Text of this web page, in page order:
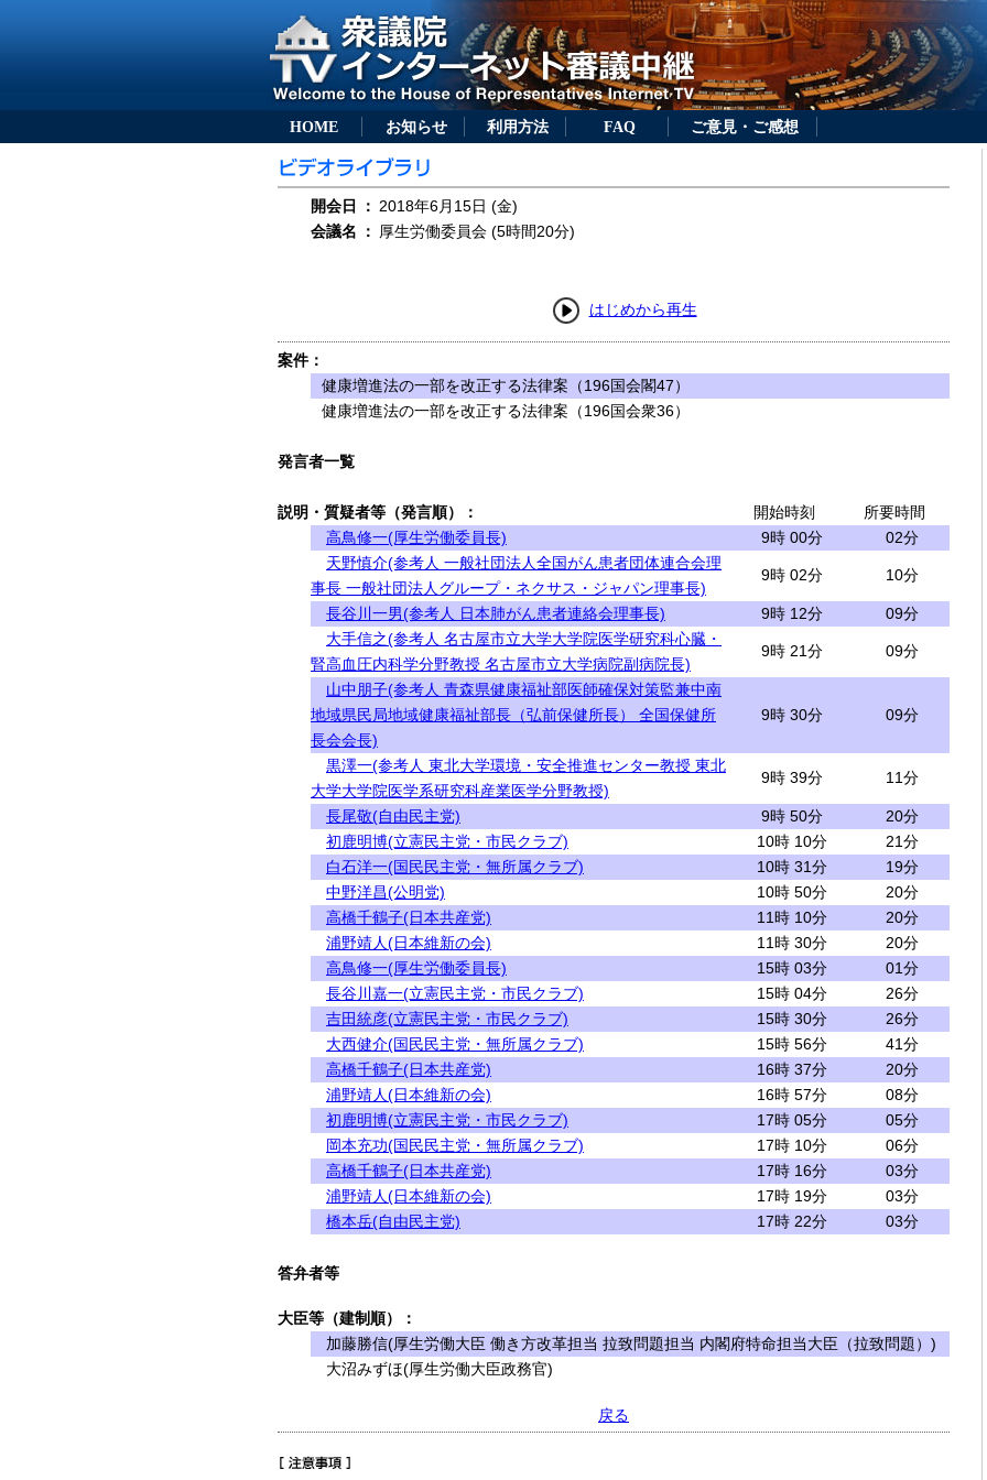
HOME お知らせ 利用方法 FAQ ご意見・ご感想
開会日 ： 2018年6月15日 (金)
会議名
： 厚生労働委員会 (5時間20分)
はじめから再生
案件：
健康増進法の一部を改正する法律案（196国会閣47）
健康増進法の一部を改正する法律案（196国会衆36）
発言者一覧
説明・質疑者等（発言順）： 開始時刻
所要時間
高鳥修一(厚生労働委員長)
9時 00分
02分
天野慎介(参考人 一般社団法人全国がん患者団体連合会理
事長 一般社団法人グループ・ネクサス・ジャパン理事長)
9時 02分 10分
長谷川一男(参考人 日本肺がん患者連絡会理事長) 9時 12分
09分
大手信之(参考人 名古屋市立大学大学院医学研究科心臓・
腎高血圧内科学分野教授 名古屋市立大学病院副病院長)
9時 21分 09分
山中朋子(参考人 青森県健康福祉部医師確保対策監兼中南
地域県民局地域健康福祉部長（弘前保健所長） 全国保健所
長会会長)
9時 30分 09分
黒澤一(参考人 東北大学環境・安全推進センター教授 東北
大学大学院医学系研究科産業医学分野教授)
9時 39分 11分
長尾敬(自由民主党) 9時 50分
20分
初鹿明博(立憲民主党・市民クラブ)
10時 10分
21分
白石洋一(国民民主党・無所属クラブ)
10時 31分
19分
中野洋昌(公明党)
10時 50分
20分
高橋千鶴子(日本共産党)
11時 10分
20分
浦野靖人(日本維新の会)
11時 30分
20分
高鳥修一(厚生労働委員長)
15時 03分
01分
長谷川嘉一(立憲民主党・市民クラブ)
15時 04分
26分
吉田統彦(立憲民主党・市民クラブ)
15時 30分
26分
大西健介(国民民主党・無所属クラブ)
15時 56分
41分
高橋千鶴子(日本共産党)
16時 37分
20分
浦野靖人(日本維新の会)
16時 57分
08分
初鹿明博(立憲民主党・市民クラブ)
17時 05分
05分
岡本充功(国民民主党・無所属クラブ)
17時 10分
06分
高橋千鶴子(日本共産党)
17時 16分
03分
浦野靖人(日本維新の会)
17時 19分
03分
橋本岳(自由民主党)
17時 22分 03分
答弁者等
大臣等（建制順）：
加藤勝信(厚生労働大臣 働き方改革担当 拉致問題担当 内閣府特命担当大臣（拉致問題）)
大沼みずほ(厚生労働大臣政務官)
戻る